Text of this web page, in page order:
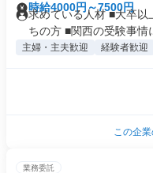
時給4000円～7500円
求めている人材 ■大卒
ちの方 ■関西の受験事情
主婦・主夫歓迎 経験者歓迎
この企
業務委託